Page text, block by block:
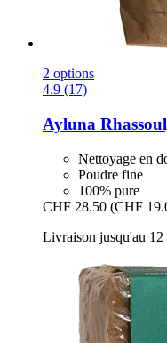
2 options
4.9 (17)
Ayluna
Nettoyage en
Poudre fine
100% pure
CHF 28.50 (CHF
Livraison jusqu'au 12